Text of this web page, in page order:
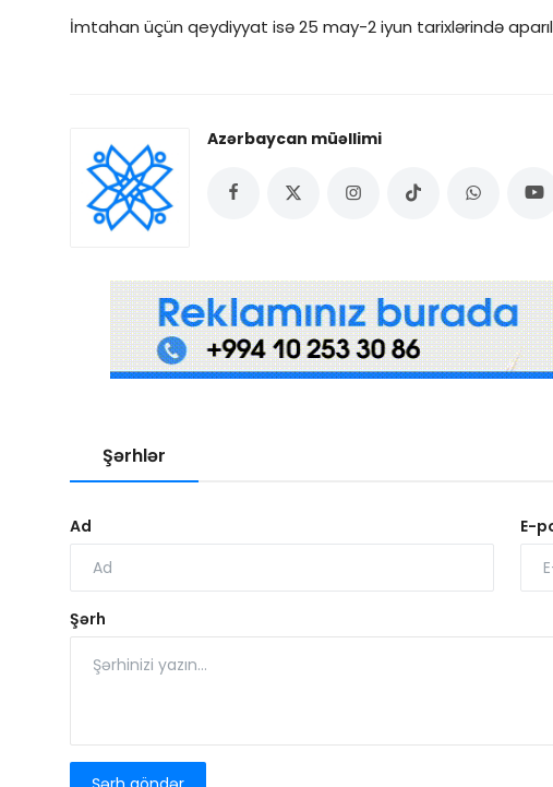
İmtahan üçün qeydiyyat isə 25 may-2 iyun tarixlərində
Azərbaycan müəllimi
Şərhlər
Ad E-
Şərh